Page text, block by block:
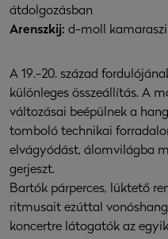
átdolgozásban
Arenszkij: d-moll
A 19.-20. század
különleges összeállítás. A
változásai beépülnek a
tomboló technikai
elvágyódást, álomvilágba
gerjeszt.
Bartók párperces, lüktető
ritmusait ezúttal
koncertre látogatók az